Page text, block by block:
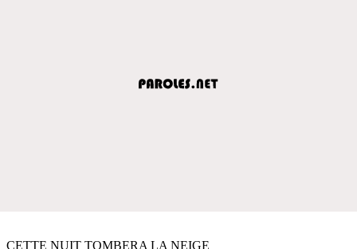
CETTE NUIT TOMBERA LA NEIGE